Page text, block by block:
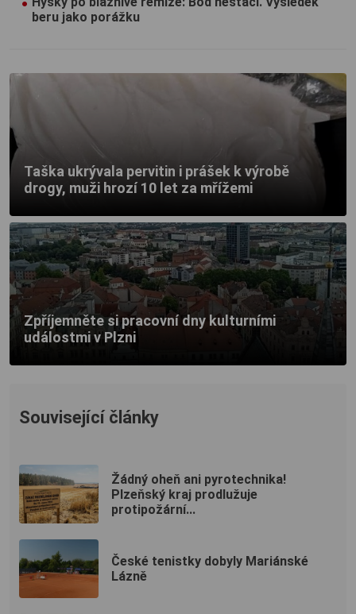
beru jako porážku
Taška ukrývala pervitin i prášek k výrobě
drogy, muži hrozí 10 let za mřížemi
Zpříjemněte si pracovní dny kulturními
událostmi v Plzni
Související články
Žádný oheň ani pyrotechnika!
Plzeňský kraj prodlužuje
protipožární...
České tenistky dobyly Mariánské
Lázně